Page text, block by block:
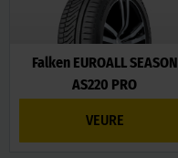
Falken EUROALL SEASON
AS220 PRO
VEURE